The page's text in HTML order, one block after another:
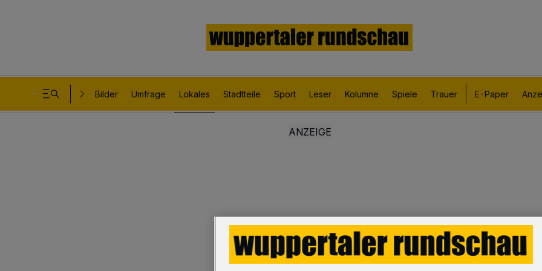
Bilder Umfrage Lokales Stadtteile Sport Leser Kolumne Spiele Trauer E-Paper